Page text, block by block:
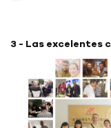
3 - Las excelentes